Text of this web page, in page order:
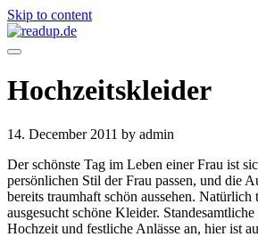
Skip to content
Hochzeitskleider
14. December 2011 by admin
Der schönste Tag im Leben einer Frau ist
persönlichen Stil der Frau passen, und die
bereits traumhaft schön aussehen.
ausgesucht schöne Kleider.
Hochzeit und festliche Anlässe an, hier ist